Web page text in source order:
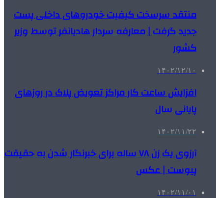
منتقد سرسخت کیفیت خودروهای داخلی پست
جدید گرفت | معارفه سردار هادیانفر توسط وزیر
کشور
۱۴۰۲/۱۲/۱۰
افزایش ساعت کار مراکز تعویض پلاک در روزهای
پایانی سال
۱۴۰۲/۱۱/۲۲
آرزوی یک زن ۷۸ ساله برای خبرنگار شدن به حقیقت
پیوست | عکس
۱۴۰۲/۱۱/۰۱